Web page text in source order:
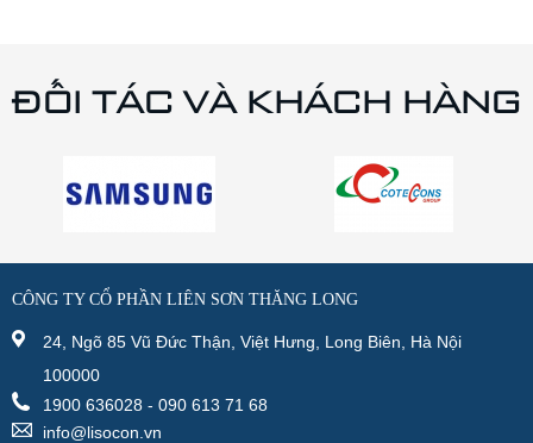
ĐỐI TÁC VÀ KHÁCH HÀNG
CÔNG TY CỔ PHẦN LIÊN SƠN THĂNG LONG
24, Ngõ 85 Vũ Đức Thận, Việt Hưng, Long Biên, Hà Nội
100000
1900 636028 - 090 613 71 68
info@lisocon.vn